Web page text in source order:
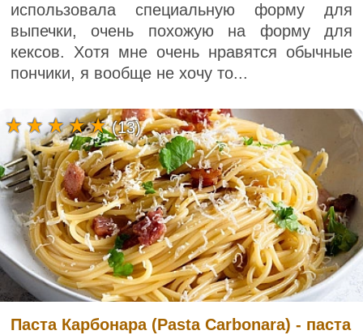
использовала специальную форму для
выпечки, очень похожую на форму для
кексов. Хотя мне очень нравятся обычные
пончики, я вообще не хочу то...
Паста Карбонара (Pasta Carbonara) - паста
(13)